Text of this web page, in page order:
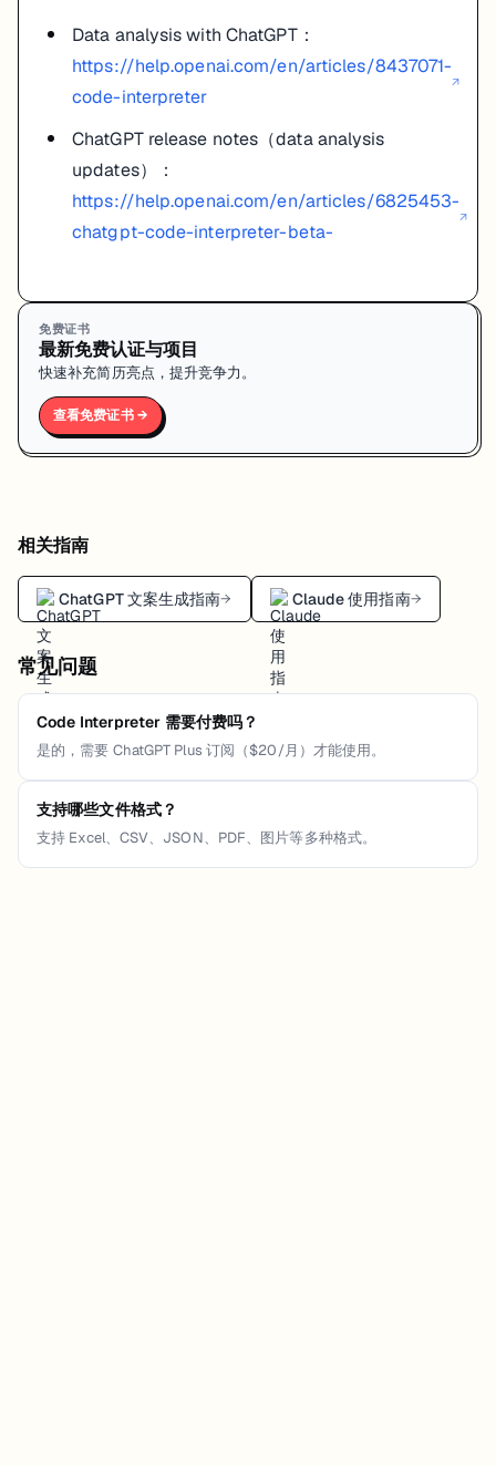
Data analysis with ChatGPT：
https://help.openai.com/en/articles/8437071-
code-interpreter
↗
ChatGPT release notes（data analysis
updates）：
https://help.openai.com/en/articles/6825453-
chatgpt-code-interpreter-beta-
↗
免费证书
最新免费认证与项目
快速补充简历亮点，提升竞争力。
查看免费证书 →
相关指南
ChatGPT 文案生成指南→ Claude 使用指南→
常见问题
Code Interpreter 需要付费吗？
是的，需要 ChatGPT Plus 订阅（$20/月）才能使用。
支持哪些文件格式？
支持 Excel、CSV、JSON、PDF、图片等多种格式。